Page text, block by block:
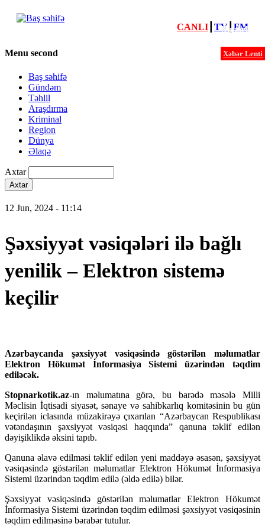
Xəbərlər
Xəbər Lenti
CANLI TV┃ FM
Menu second
Baş səhifə
Gündəm
Təhlil
Araşdırma
Kriminal
Region
Dünya
Əlaqə
Axtar
12 Jun, 2024 - 11:14
Şəxsiyyət vəsiqələri ilə bağlı
yenilik – Elektron sistemə
keçilir
Azərbaycanda şəxsiyyət vəsiqəsində göstərilən məlumatlar
Elektron Hökumət İnformasiya Sistemi üzərindən təqdim
ediləcək.
Stopnarkotik.az-ın məlumatına görə, bu barədə məsələ Milli
Məclisin İqtisadi siyasət, sənaye və sahibkarlıq komitəsinin bu gün
keçirilən iclasında müzakirəyə çıxarılan “Azərbaycan Respublikası
vətəndaşının şəxsiyyət vəsiqəsi haqqında” qanuna təklif edilən
dəyişiklikdə əksini tapıb.
Qanuna əlavə edilməsi təklif edilən yeni maddəyə əsasən, şəxsiyyət
vəsiqəsində göstərilən məlumatlar Elektron Hökumət İnformasiya
Sistemi üzərindən təqdim edilə (əldə edilə) bilər.
Şəxsiyyət vəsiqəsində göstərilən məlumatlar Elektron Hökumət
İnformasiya Sistemi üzərindən təqdim edilməsi şəxsiyyət vəsiqəsinin
təqdim edilməsinə bərabər tutulur.